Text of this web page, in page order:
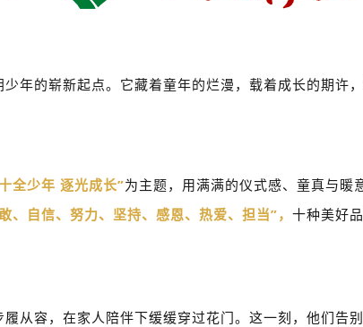
年的崭新起点。它藏着童年的烂漫，载着成长的期许
全少年 逐光成长”为主题，用满满的仪式感、童真与暖
、自信、努力、坚持、感恩、热爱、担当”， 十种美好
从容，在家人陪伴下缓缓穿过花门。这一刻，他们告